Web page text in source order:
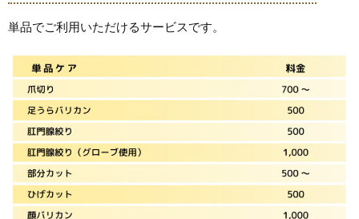
単品でご利用いただけるサービスです。